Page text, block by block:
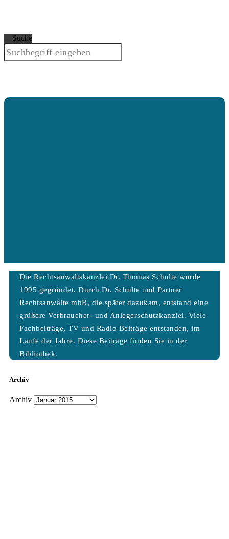
Suche
Die Rechtsanwaltskanzlei Dr. Thomas Schulte wurde
1995 gegründet. Durch Dr. Schulte und Partner
Rechtsanwälte mbB, die später dazukam, entstand eine
größere Verbraucher- und Anlegerschutzkanzlei. Viele
Fachbeiträge, TV und Radio Beiträge entstanden, im
Laufe der Jahre. Diese Beiträge finden Sie in der
Bibliothek.
Archiv
Archiv